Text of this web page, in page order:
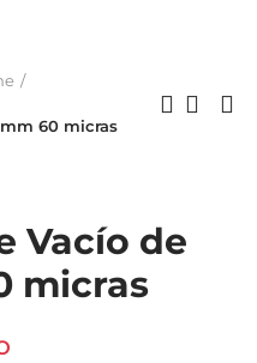
mm 60 micras
Vacío de
micras